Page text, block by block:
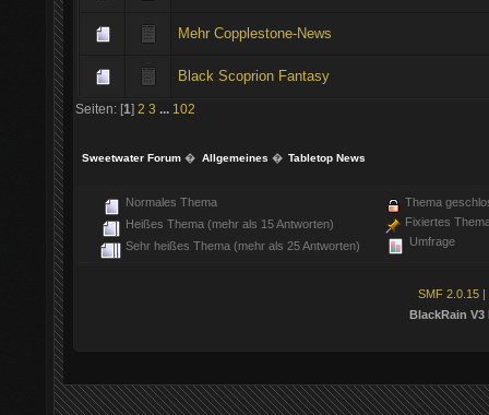
Mehr Copplestone-News
Black Scoprion Fantasy
Seiten: [1] 2 3 102
Sweetwater Forum � Allgemeines � Tabletop News
Normales Thema
Heißes Thema (mehr als 15 Antworten)
Sehr heißes Thema (mehr als 25 Antworten)
Thema
Fixiertes
Umfrage
SMF 2.0.15 |
BlackRain V3